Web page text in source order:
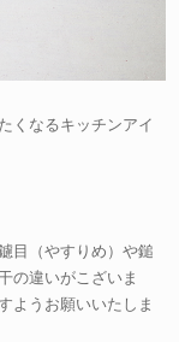
くなるキッチンアイ
目（やすりめ）や鎚
の違いがこざいま
ようお願いいたしま